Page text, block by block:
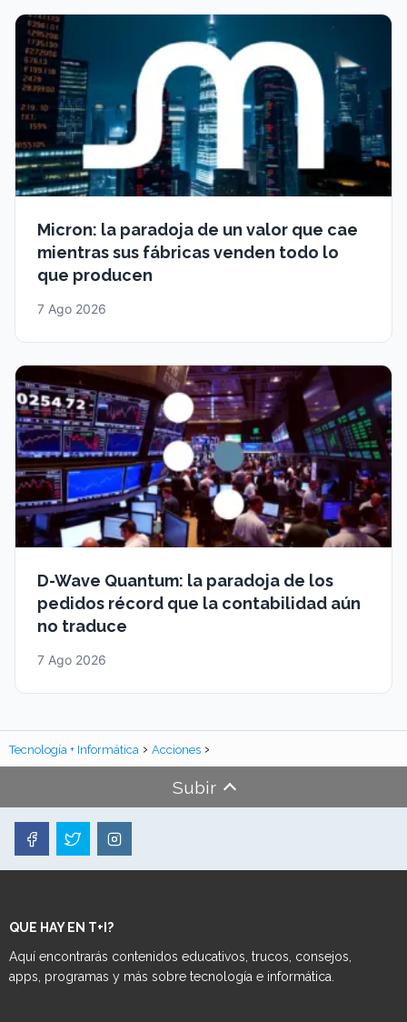
Micron: la paradoja de un valor que cae
mientras sus fábricas venden todo lo
que producen
7 Ago 2026
D-Wave Quantum: la paradoja de los
pedidos récord que la contabilidad aún
no traduce
7 Ago 2026
Tecnología + Informática Acciones
Subir
QUE HAY EN T+I?
Aquí encontrarás contenidos educativos, trucos, consejos,
apps, programas y más sobre tecnología e informática.